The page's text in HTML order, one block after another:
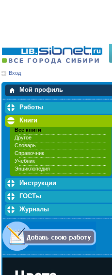
Вход
Мой профиль
Мои закладки
Работы
Книги
Все книги
Другое
Словарь
Справочник
Учебник
Энциклопедия
Инструкции
ГОСТы
Журналы